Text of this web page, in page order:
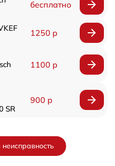
бесплатно
1250 р
1100 р
SR
900 р